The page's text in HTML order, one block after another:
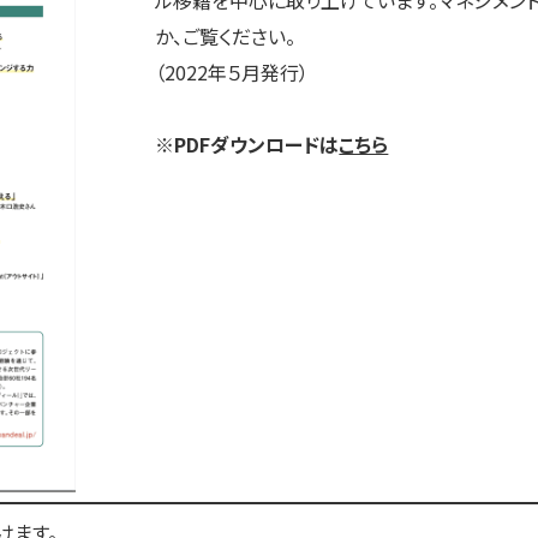
か、ご覧ください。
（2022年５月発行）
※PDFダウンロードはこちら